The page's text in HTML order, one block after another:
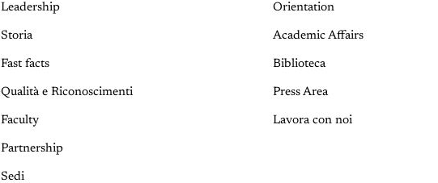
Leadership
Storia
Fast facts
Qualità e Riconoscimenti
Faculty
Partnership
Sedi
Orientation
Academic Affairs
Biblioteca
Press Area
Lavora con noi